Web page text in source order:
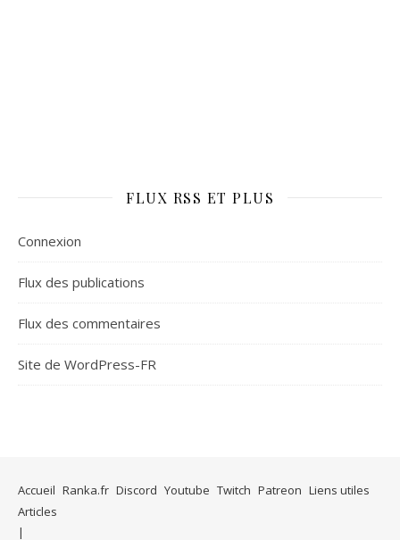
FLUX RSS ET PLUS
Connexion
Flux des publications
Flux des commentaires
Site de WordPress-FR
Accueil Ranka.fr Discord Youtube Twitch Patreon Liens utiles
Articles